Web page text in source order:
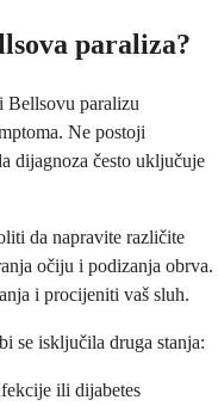
paraliza?
Bellsovu paralizu
Ne postoji
dijagnoza često uključuje
da napravite različite
očiju i podizanja obrva.
i procijeniti vaš sluh.
se isključila druga stanja:
ili dijabetes